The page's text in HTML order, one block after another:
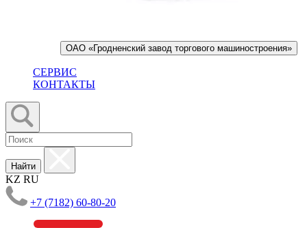
ОАО «Гродненский завод торгового машиностроения»
СЕРВИС
КОНТАКТЫ
Найти
KZ RU
+7 (7182) 60-80-20